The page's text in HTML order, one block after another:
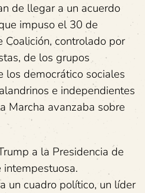
de llegar a un acuerdo
impuso el 30 de
Coalición, controlado por
de los grupos
los democrático sociales
e independientes
Marcha avanzaba sobre
a la Presidencia de
un cuadro político, un líder